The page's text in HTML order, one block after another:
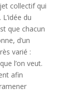
collectif qui
du
que chacun
d’un
varié :
l’on veut.
afin